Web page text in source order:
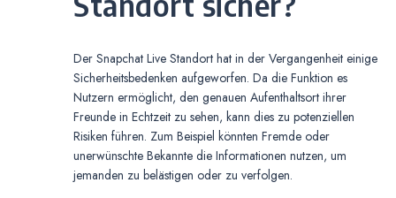
Der Snapchat Live Standort hat in der Vergangenheit einige
Sicherheitsbedenken aufgeworfen. Da die Funktion es
Nutzern ermöglicht, den genauen Aufenthaltsort ihrer
Freunde in Echtzeit zu sehen, kann dies zu potenziellen
Risiken führen. Zum Beispiel könnten Fremde oder
unerwünschte Bekannte die Informationen nutzen, um
jemanden zu belästigen oder zu verfolgen.